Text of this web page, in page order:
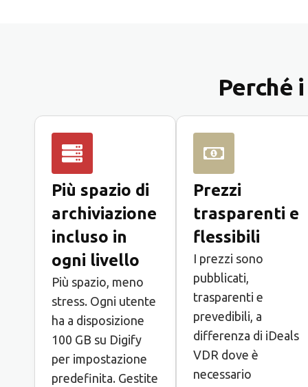
Perché
Più spazio di
archiviazione
incluso in
ogni livello
Più spazio, meno
stress. Ogni utente
ha a disposizione
100 GB su Digify
per impostazione
predefinita. Gestite
Prezzi
trasparenti e
flessibili
I prezzi sono
pubblicati,
trasparenti e
prevedibili, a
differenza di iDeals
VDR dove è
necessario